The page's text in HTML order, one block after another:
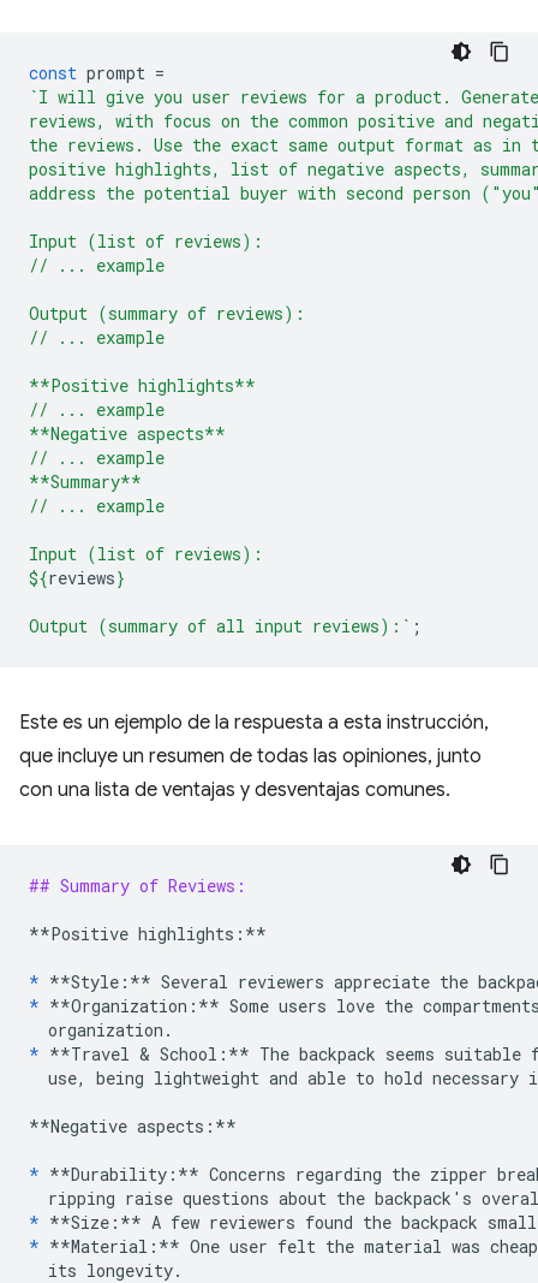
const prompt =
`I will give you user reviews for a product.
reviews, with focus on the common positive and
the reviews. Use the exact same output format as
positive highlights, list of negative aspects,
address the potential buyer with second person
Input (list of reviews):
// ... example
Output (summary of reviews):
// ... example
**Positive highlights**
// ... example
**Negative aspects**
// ... example
**Summary**
// ... example
Input (list of reviews):
${reviews}
Output (summary of all input reviews):` ;
Este es un ejemplo de la respuesta a esta instrucción,
que incluye un resumen de todas las opiniones, junto
con una lista de ventajas y desventajas comunes.
## Summary of Reviews:
**Positive highlights:**
* **Style:**
* **Organization:** Some users love the
* **Travel & School:** The backpack seems
use, being lightweight and able to hold necessary
**Negative aspects:**
* **Durability:** Concerns regarding the zipper
* **Size:**
* **Material:** One user felt the material was
  its longevity.